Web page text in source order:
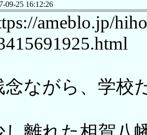
09-25 16:12:26
ameblo.jp/
念ながら、学